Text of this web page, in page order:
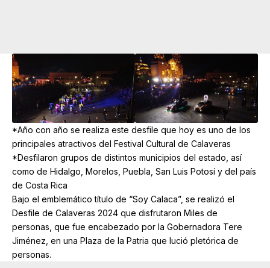
*Año con año se realiza este desfile que hoy es uno de los
principales atractivos del Festival Cultural de Calaveras
*Desfilaron grupos de distintos municipios del estado, así
como de Hidalgo, Morelos, Puebla, San Luis Potosí y del país
de Costa Rica
Bajo el emblemático título de “Soy Calaca”, se realizó el
Desfile de Calaveras 2024 que disfrutaron Miles de
personas, que fue encabezado por la Gobernadora Tere
Jiménez, en una Plaza de la Patria que lució pletórica de
personas.